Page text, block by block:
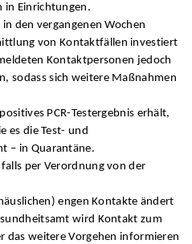
in Einrichtungen.
den vergangenen Wochen
von Kontaktfällen investiert
Kontaktpersonen jedoch
sodass sich weitere Maßnahmen
PCR-Testergebnis erhält,
es die Test- und
– in Quarantäne.
per Verordnung von der
engen Kontakte ändert
wird Kontakt zum
das weitere Vorgehen informieren